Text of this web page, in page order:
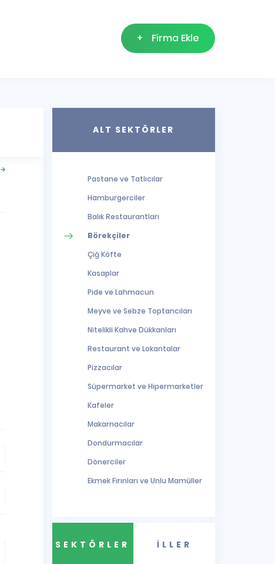
+ Firma Ekle
ALT SEKTÖRLER
Pastane ve Tatlıcılar
Hamburgerciler
Balık Restaurantları
Börekçiler
Çiğ Köfte
Kasaplar
Pide ve Lahmacun
Meyve ve Sebze Toptancıları
Nitelikli Kahve Dükkanları
Restaurant ve Lokantalar
Pizzacılar
Süpermarket ve Hipermarketler
Kafeler
Makarnacılar
Dondurmacılar
Dönerciler
Ekmek Fırınları ve Unlu Mamüller
SEKTÖRLER İLLER